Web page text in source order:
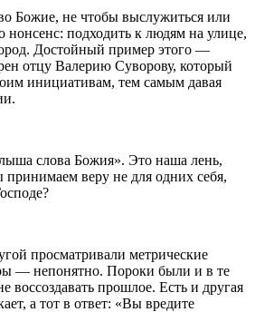
Божие, не чтобы выслужиться или
нонсенс: подходить к людям на улице,
Достойный пример этого —
отцу Валерию Суворову, который
инициативам, тем самым давая
слова Божия». Это наша лень,
веру не для одних себя,
просматривали метрические
— непонятно. Пороки были и в те
прошлое. Есть и другая
а тот в ответ: «Вы вредите